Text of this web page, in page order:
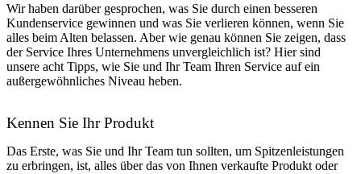
Wir haben darüber gesprochen, was Sie durch einen besseren
Kundenservice gewinnen und was Sie verlieren können, wenn Sie
alles beim Alten belassen. Aber wie genau können Sie zeigen, dass
der Service Ihres Unternehmens unvergleichlich ist? Hier sind
unsere acht Tipps, wie Sie und Ihr Team Ihren Service auf ein
außergewöhnliches Niveau heben.
Kennen Sie Ihr Produkt
Das Erste, was Sie und Ihr Team tun sollten, um Spitzenleistungen
zu erbringen, ist, alles über das von Ihnen verkaufte Produkt oder